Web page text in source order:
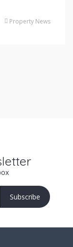
Property News
Subscribe